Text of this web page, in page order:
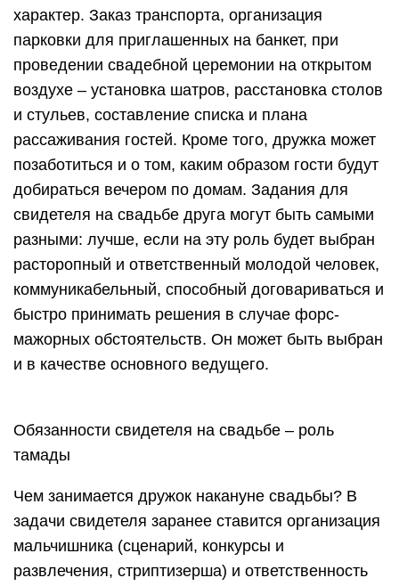
характер. Заказ транспорта, организация
парковки для приглашенных на банкет, при
проведении свадебной церемонии на открытом
воздухе – установка шатров, расстановка столов
и стульев, составление списка и плана
рассаживания гостей. Кроме того, дружка может
позаботиться и о том, каким образом гости будут
добираться вечером по домам. Задания для
свидетеля на свадьбе друга могут быть самыми
разными: лучше, если на эту роль будет выбран
расторопный и ответственный молодой человек,
коммуникабельный, способный договариваться и
быстро принимать решения в случае форс-
мажорных обстоятельств. Он может быть выбран
и в качестве основного ведущего.
Обязанности свидетеля на свадьбе – роль
тамады
Чем занимается дружок накануне свадьбы? В
задачи свидетеля заранее ставится организация
мальчишника (сценарий, конкурсы и
развлечения, стриптизерша) и ответственность